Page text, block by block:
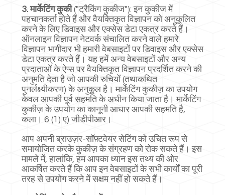
3. मार्केटिंग कुकी("ट्रैकिंग कुकीज"): इन कुकीज में
पहचानकर्ता होते हैं और वैयक्तिकृत विज्ञापन को अनुकूलित
करने के लिए डिवाइस और एक्सेस डेटा एकत्र करते हैं।
ऑनलाइन विज्ञापन नेटवर्क संचालित करने वाले हमारे
विज्ञापन भागीदार भी हमारी वेबसाइटों पर डिवाइस और एक्सेस
डेटा एकत्र करते हैं। यह हमें अन्य वेबसाइटों और अन्य
प्रदाताओं के ऐप्स पर वैयक्तिकृत विज्ञापन प्रदर्शित करने की
अनुमति देता है जो आपकी रुचियों (तथाकथित
पुनर्लक्ष्यीकरण) के अनुकूल है। मार्केटिंग कुकीज़ का उपयोग
केवल आपकी पूर्व सहमति के अधीन किया जाता है। मार्केटिंग
कुकीज़ के उपयोग का कानूनी आधार आपकी सहमति है,
कला। 6 (1) ए) जीडीपीआर।
आप अपनी ब्राउज़र-सॉफ़्टवेयर सेटिंग को उचित रूप से
समायोजित करके कुकीज़ के संग्रहण को रोक सकते हैं। इस
मामले में, हालांकि, हम आपका ध्यान इस तथ्य की ओर
आकर्षित करते हैं कि आप इन वेबसाइटों के सभी कार्यों का पूरी
तरह से उपयोग करने में सक्षम नहीं हो सकते हैं।